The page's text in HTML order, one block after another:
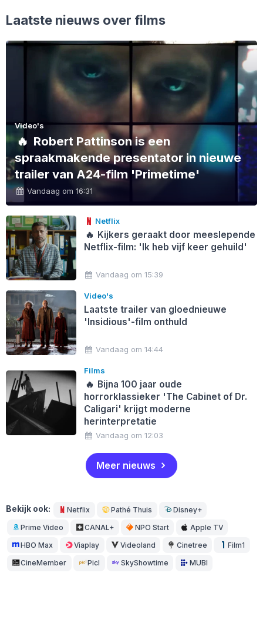
Laatste nieuws over films
Video's
🔥 Robert Pattinson is een
spraakmakende presentator in nieuwe
trailer van A24-film 'Primetime'
Vandaag om 16:31
Netflix
🔥 Kijkers geraakt door meeslepende
Netflix-film: 'Ik heb vijf keer gehuild'
Vandaag om 15:39
Video's
Laatste trailer van gloednieuwe
'Insidious'-film onthuld
Vandaag om 14:44
Films
🔥 Bijna 100 jaar oude
horrorklassieker 'The Cabinet of Dr.
Caligari' krijgt moderne
herinterpretatie
Vandaag om 12:03
Meer nieuws
Bekijk ook: Netflix Pathé Thuis Disney+
Prime Video CANAL+ NPO Start Apple TV
HBO Max Viaplay Videoland Cinetree Film1
CineMember Picl SkyShowtime MUBI